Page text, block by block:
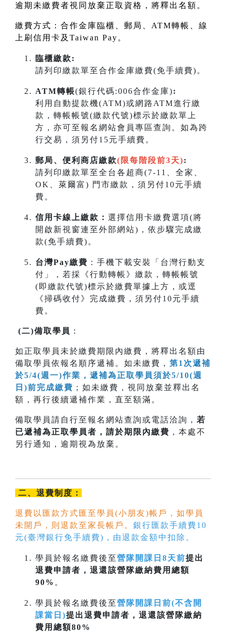
逾期未繳費者視同放棄正取資格，將釋出名額。
繳費方式：合作金庫臨櫃、郵局、 ATM轉帳、線
上刷信用卡及 Taiwan Pay 。
臨櫃繳款:
請列印繳款單至合作金庫繳費(免手續費)。
ATM轉帳(銀行代碼:006合作金庫):
利用自動提款機(ATM)或網路ATM進行繳
款，轉帳帳號(繳款代號)標示於繳款單上
方，亦可至報名網站會員專區查詢。如為跨
行交易，須另付15元手續費。
郵局、便利商店繳款(限每階段前3天):
請列印繳款單至全台各超商(7-11、全家、
OK、萊爾富) 門市繳款，須另付10元手續
費。
信用卡線上繳款： 選擇信用卡繳費選項(將
開啟新視窗連至外部網站)，依步驟完成繳
款(免手續費)。
台灣Pay繳費 ：手機下載安裝「台灣行動支
付」，若採《行動轉帳》繳款，轉帳帳號
(即繳款代號)標示於繳費單據上方，或逕
《掃碼收付》完成繳費，須另付10元手續
費。
(二)備取學員 ：
如正取學員未於繳費期限內繳費，將釋出名額由
備取學員依報名順序遞補。如未繳費， 第1次遞補
於5/4(週一)作業，遞補為正取學員須於5/10(週
日)前完成繳費 ；如未繳費，視同放棄並釋出名
額，再行後續遞補作業，直至額滿。
備取學員請自行至報名網站查詢或電話洽詢， 若
已遞補為正取學員者，請於期限內繳費 ，本處不
另行通知，逾期視為放棄。
二、退費制度：
退費以匯款方式匯至學員(小朋友)帳戶，如學員
未開戶，則退款至家長帳戶。 銀行匯款手續費10
元(臺灣銀行免手續費)，由退款金額中扣除。
學員於報名繳費後至營隊開課日8天前提出
退費申請者，退還該營隊繳納費用總額
90% 。
學員於報名繳費後至營隊開課日前(不含開
課當日)提出退費申請者，退還該營隊繳納
費用總額80%